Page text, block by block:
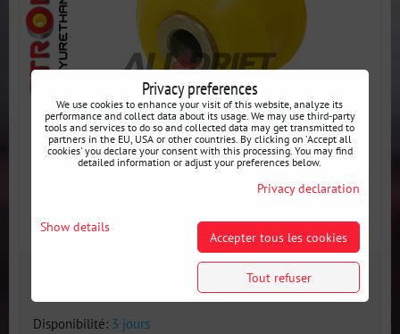
Disponibilité: 3 jours
Privacy preferences
We use cookies to enhance your visit of this website, analyze its
performance and collect data about its usage. We may use third-party
tools and services to do so and collected data may get transmitted to
partners in the EU, USA or other countries. By clicking on 'Accept all
cookies' you declare your consent with this processing. You may find
detailed information or adjust your preferences below.
Privacy declaration
Show details
Accepter tous les cookies
Tout refuser